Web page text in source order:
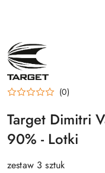
NAZWA
PRODUCENTA:
TARGET
(0)
Target Dimitri
90% - Lotki
zestaw 3 sztuk